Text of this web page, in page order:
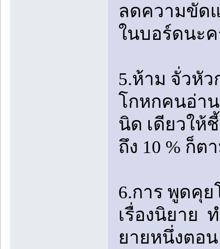
ลดความขัด
ในบอร์ดนะ
5.ห้าม จั่วหัว
โกหกคนอ่า
นิด เดียวให้
ถึง 10 % ก็ต
6.การ พูดคุ
เรื่องนิยาย
ยายหนึ่งตอ